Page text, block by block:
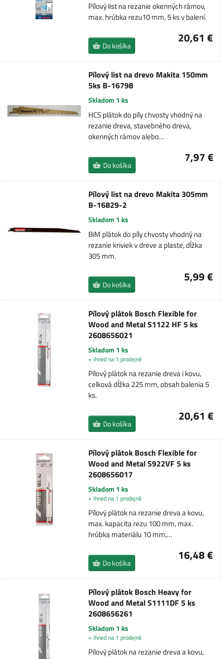
Pílový list na rezanie okenných rámov,
max. hrúbka rezu10 mm, 5 ks v balení.
20,61 €
Do košíka
Pílový list na drevo Makita 150mm
5ks B-16798
Skladom 1 ks
HCS plátok do píly chvosty vhodný na
rezanie dreva, stavebného dreva,
okenných rámov alebo…
7,97 €
Do košíka
Pílový list na drevo Makita 305mm
B-16829-2
Skladom 1 ks
BiM plátok do píly chvosty vhodný na
rezanie kriviek v dreve a plaste, dĺžka
305 mm.
5,99 €
Do košíka
Pílový plátok Bosch Flexible for
Wood and Metal S1122 HF 5 ks
2608656021
Skladom 1 ks
+ ihned na 1 prodejně
Pílový plátok na rezanie dreva i kovu,
celková dĺžka 225 mm, obsah balenia 5
ks.
20,61 €
Do košíka
Pílový plátok Bosch Flexible for
Wood and Metal S922VF 5 ks
2608656017
Skladom 1 ks
+ ihned na 1 prodejně
Pílový plátok na rezanie dreva a kovu,
max. kapacita rezu 100 mm, max.
hrúbka materiálu 10 mm,…
16,48 €
Do košíka
Pílový plátok Bosch Heavy for
Wood and Metal S1111DF 5 ks
2608656261
Skladom 1 ks
+ ihned na 1 prodejně
Pílový plátok na rezanie dreva a kovu,